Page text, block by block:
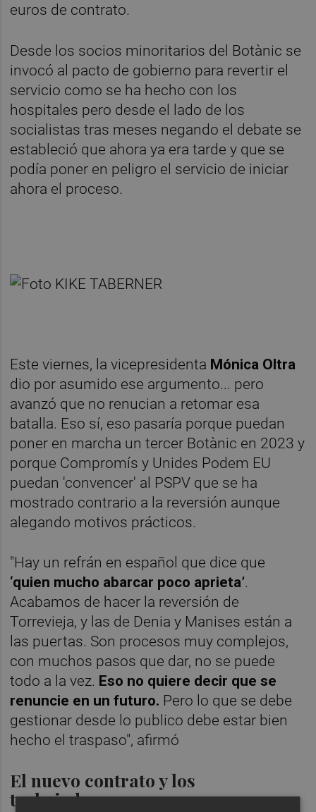
euros de contrato.
Desde los socios minoritarios del Botànic se
invocó al pacto de gobierno para revertir el
servicio como se ha hecho con los
hospitales pero desde el lado de los
socialistas tras meses negando el debate se
estableció que ahora ya era tarde y que se
podía poner en peligro el servicio de iniciar
ahora el proceso.
Este viernes, la vicepresidenta Mónica Oltra
dio por asumido ese argumento... pero
avanzó que no renucian a retomar esa
batalla. Eso sí, eso pasaría porque puedan
poner en marcha un tercer Botànic en 2023 y
porque Compromís y Unides Podem EU
puedan 'convencer' al PSPV que se ha
mostrado contrario a la reversión aunque
alegando motivos prácticos.
"Hay un refrán en español que dice que
‘quien mucho abarcar poco aprieta’.
Acabamos de hacer la reversión de
Torrevieja, y las de Denia y Manises están a
las puertas. Son procesos muy complejos,
con muchos pasos que dar, no se puede
todo a la vez. Eso no quiere decir que se
renuncie en un futuro. Pero lo que se debe
gestionar desde lo publico debe estar bien
hecho el traspaso", afirmó
El nuevo contrato y los
trabajadores